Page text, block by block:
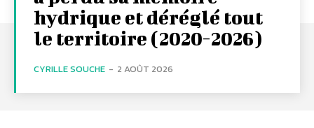
hydrique et déréglé tout
le territoire (2020-2026)
CYRILLE SOUCHE - 2 AOÛT 2026